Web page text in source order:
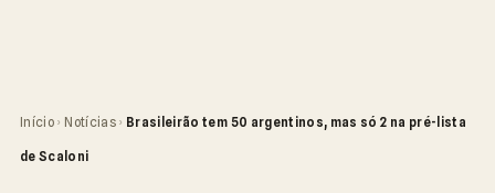
Início › Notícias › Brasileirão tem 50 argentinos, mas só 2 na pré-lista
de Scaloni